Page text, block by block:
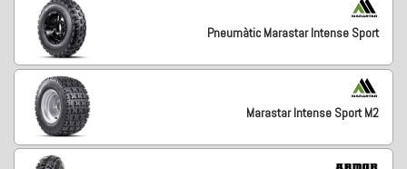
Pneumàtic Marastar Intense Sport
Marastar Intense Sport M2